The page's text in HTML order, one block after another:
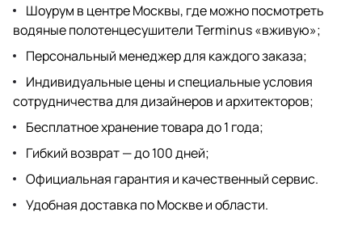
Шоурум в центре Москвы, где можно посмотреть
водяные полотенцесушители Terminus «вживую»;
Персональный менеджер для каждого заказа;
Индивидуальные цены и специальные условия
сотрудничества для дизайнеров и архитекторов;
Бесплатное хранение товара до 1 года;
Гибкий возврат — до 100 дней;
Официальная гарантия и качественный сервис.
Удобная доставка по Москве и области.